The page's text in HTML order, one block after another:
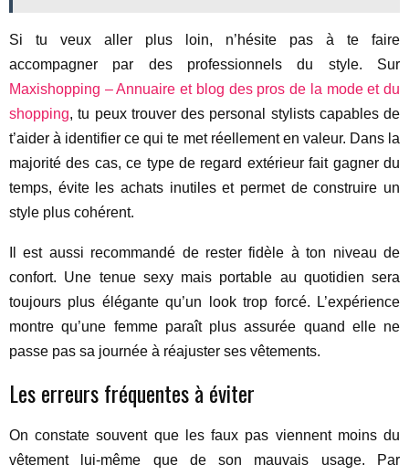
Si tu veux aller plus loin, n’hésite pas à te faire
accompagner par des professionnels du style. Sur
Maxishopping – Annuaire et blog des pros de la mode et du
shopping, tu peux trouver des personal stylists capables de
t’aider à identifier ce qui te met réellement en valeur. Dans la
majorité des cas, ce type de regard extérieur fait gagner du
temps, évite les achats inutiles et permet de construire un
style plus cohérent.
Il est aussi recommandé de rester fidèle à ton niveau de
confort. Une tenue sexy mais portable au quotidien sera
toujours plus élégante qu’un look trop forcé. L’expérience
montre qu’une femme paraît plus assurée quand elle ne
passe pas sa journée à réajuster ses vêtements.
Les erreurs fréquentes à éviter
On constate souvent que les faux pas viennent moins du
vêtement lui-même que de son mauvais usage. Par